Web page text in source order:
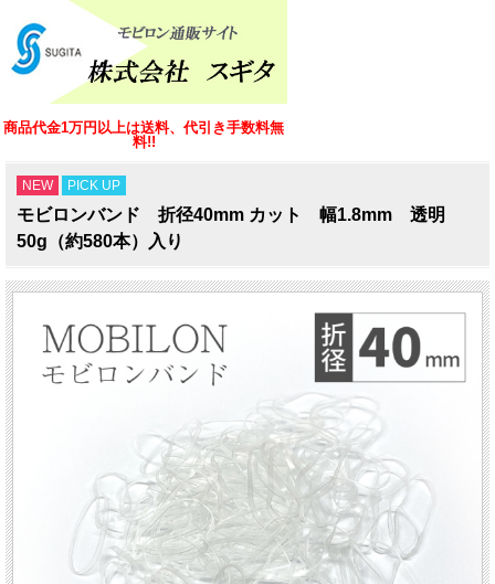
商品代金1万円以上は送料、代引き手数料無
料!!
NEW PICK UP
モビロンバンド 折径40mm カット 幅1.8mm 透明
50g（約580本）入り